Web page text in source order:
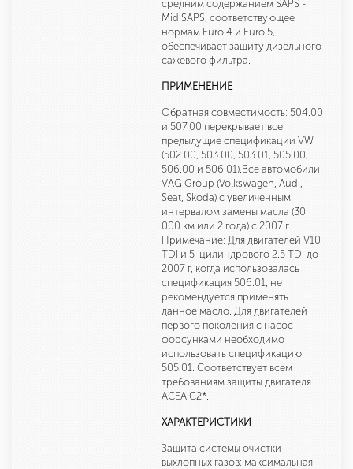
средним содержанием SAPS -
Mid SAPS, соответствующее
нормам Euro 4 и Euro 5,
обеспечивает защиту дизельного
сажевого фильтра.
ПРИМЕНЕНИЕ
Обратная совместимость: 504.00
и 507.00 перекрывает все
предыдущие спецификации VW
(502.00, 503.00, 503.01, 505.00,
506.00 и 506.01).Все автомобили
VAG Group (Volkswagen, Audi,
Seat, Skoda) с увеличенным
интервалом замены масла (30
000 км или 2 года) с 2007 г.
Примечание: Для двигателей V10
TDI и 5-цилиндрового 2.5 TDI до
2007 г, когда использовалась
спецификация 506.01, не
рекомендуется применять
данное масло. Для двигателей
первого поколения с насос-
форсунками необходимо
использовать спецификацию
505.01. Соответствует всем
требованиям защиты двигателя
ACEA C2*.
ХАРАКТЕРИСТИКИ
Защита системы очистки
выхлопных газов: максимальная